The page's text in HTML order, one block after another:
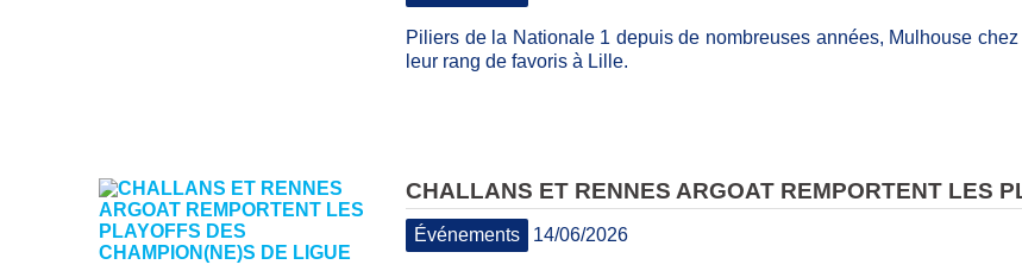
Piliers de la Nationale 1 depuis de nombreuses années, Mulhouse
leur rang de favoris à Lille.
CHALLANS ET RENNES ARGOAT REMPORTENT LES
Événements 14/06/2026